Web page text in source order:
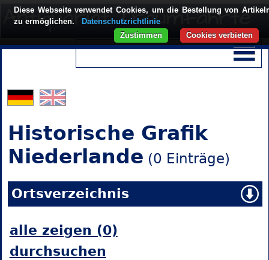
Historische Grafik
Niederlande (0 Einträge)
Ortsverzeichnis
alle zeigen (0)
durchsuchen
Diese Webseite verwendet Cookies, um die Bestellung von
zu ermöglichen.
Datenschutzrichtlinie
Cookies verbieten
Zustimmen